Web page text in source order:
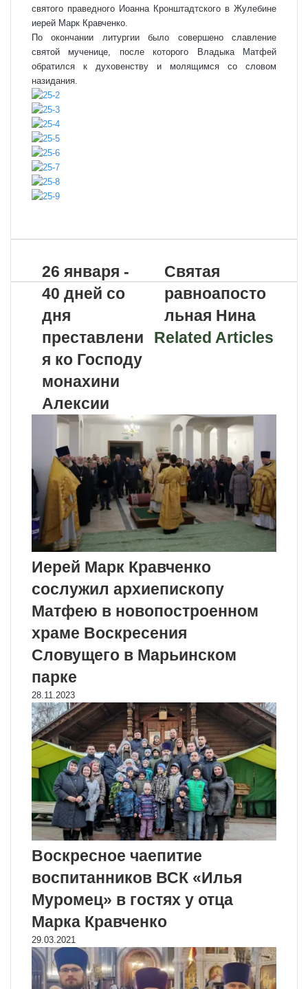
святого праведного Иоанна Кронштадтского в Жулебине
иерей Марк Кравченко.
По окончании литургии было совершено славление
святой мученице, после которого Владыка Матфей
обратился к духовенству и молящимся со словом
назидания.
почте
26 января -
40 дней со
дня
преставлени
я ко Господу
монахини
Алексии
Святая
равноапосто
льная Нина
Related Articles
Иерей Марк Кравченко
сослужил архиепископу
Матфею в новопостроенном
храме Воскресения
Словущего в Марьинском
парке
28.11.2023
Воскресное чаепитие
воспитанников ВСК «Илья
Муромец» в гостях у отца
Марка Кравченко
29.03.2021